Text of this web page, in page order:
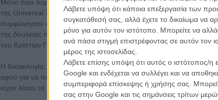
Λάβετε υπόψη ότι κάποια επεξεργασία των
συγκατάθεσή σας, αλλά έχετε το δικαίωμα να
μόνο για αυτόν τον ιστότοπο. Μπορείτε να
ανά πάσα στιγμή επιστρέφοντας σε αυτόν τον
μέρος της ιστοσελίδας.
Λάβετε επίσης υπόψη ότι αυτός ο ιστότοπος/η
Google και ενδέχεται να συλλέγει και να
συμπεριφορά επίσκεψης ή χρήσης σας.
σας στην Google και τις σημάνσεις τρίτων
Μόνο που τώρα, όλα αλλάζουν, καθώς ο Χάναμ εγκατέλειψε το
της Universal λέει ότι «οι παραγωγοί του «Fifty Shades of Grey»
συμφώνησαν ότι θα πρέπει να βρεθεί ένας καινούριος
της δουλειάς που έχει και που δεν του επιτρέπει να προετοιμαστεί
του Κρίστιαν Γκρέι».
Η δικαιολογία, μοιάζει προφανώς λίγη για να συγκαλύψει την
αφού για να πάρει τον ρόλο, προφανώς ο Χάναμ και οι
είχαν λύσει τα προβλήματα αυτού του είδους.